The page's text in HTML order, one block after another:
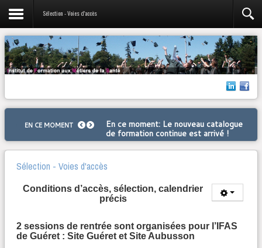
Sélection - Voies d'accès
EN CE MOMENT En ce moment: Le nouveau catalogue
de formation continue est arrivé !
Sélection - Voies d'accès
Conditions d’accès, sélection, calendrier
précis
2 sessions de rentrée sont organisées pour l’IFAS
de Guéret : Site Guéret et Site Aubusson